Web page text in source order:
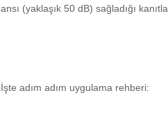
(yaklaşık 50 dB) sağladığı
adım adım uygulama rehberi: